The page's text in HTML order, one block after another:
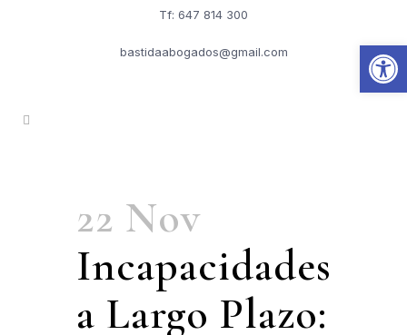
Tf: 647 814 300
bastidaabogados@gmail.com
22 Nov
Incapacidades
a Largo Plazo:
Abrir